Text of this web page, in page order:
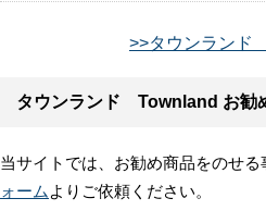
>>タウンランド
タウンランド Townland お勧
当サイトでは、お勧め商品をのせ
ォーム よりご依頼ください。